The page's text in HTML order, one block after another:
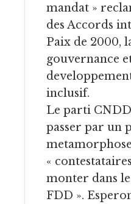
mandat »
des Accords
Paix de 2000,
gouvernance
inclusif.
Le parti
passer par un
«
monter dans
FDD ».